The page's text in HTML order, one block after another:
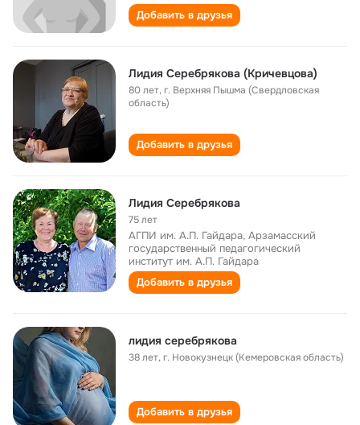
Добавить в друзья
Лидия Серебрякова (Кричевцова)
80 лет,г. Верхняя Пышма (Свердловская
область)
Добавить в друзья
Лидия Серебрякова
75 лет
АГПИ им. А.П. Гайдара, Арзамасский
государственный педагогический
институт им. А.П. Гайдара
Добавить в друзья
лидия серебрякова
38 лет,г. Новокузнецк (Кемеровская область)
Добавить в друзья